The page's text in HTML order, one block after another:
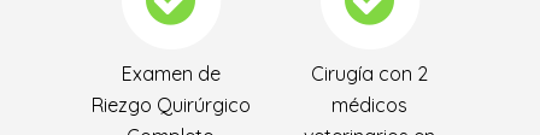
Examen de
Riezgo Quirúrgico
Cirugía con 2
médicos